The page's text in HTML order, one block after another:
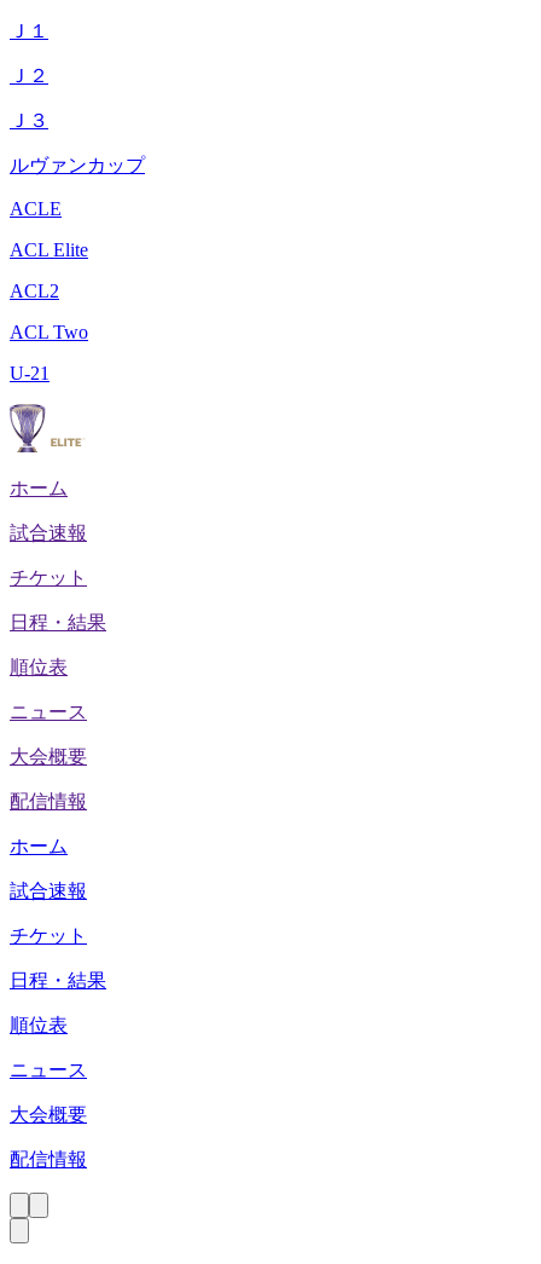
Ｊ１
Ｊ２
Ｊ３
ルヴァンカップ
ACLE
ACL Elite
ACL2
ACL Two
U-21
ホーム
試合速報
チケット
日程・結果
順位表
ニュース
大会概要
配信情報
ホーム
試合速報
チケット
日程・結果
順位表
ニュース
大会概要
配信情報